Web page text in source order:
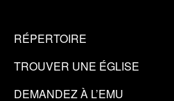
RÉPERTOIRE
TROUVER UNE ÉGLISE
DEMANDEZ À L’EMU